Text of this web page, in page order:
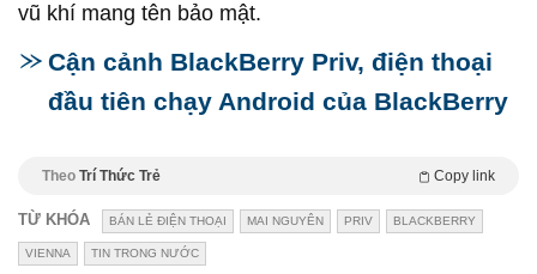
vũ khí mang tên bảo mật.
Cận cảnh BlackBerry Priv, điện thoại
đầu tiên chạy Android của BlackBerry
Theo Trí Thức Trẻ Copy link
TỪ KHÓA BÁN LẺ ĐIỆN THOẠI MAI NGUYÊN PRIV BLACKBERRY
VIENNA TIN TRONG NƯỚC